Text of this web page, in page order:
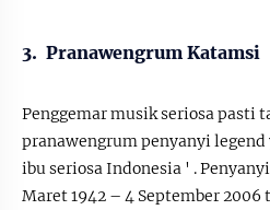
3. Pranawengrum Katamsi
Penggemar musik seriosa pasti
pranawengrum penyanyi
ibu seriosa Indonesia ' .
Maret 1942 – 4 September